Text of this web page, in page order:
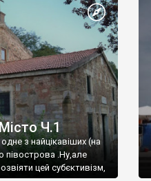
Ч.1
з найцікавіших (на
півострова .Ну,але
цей субєктивізм,